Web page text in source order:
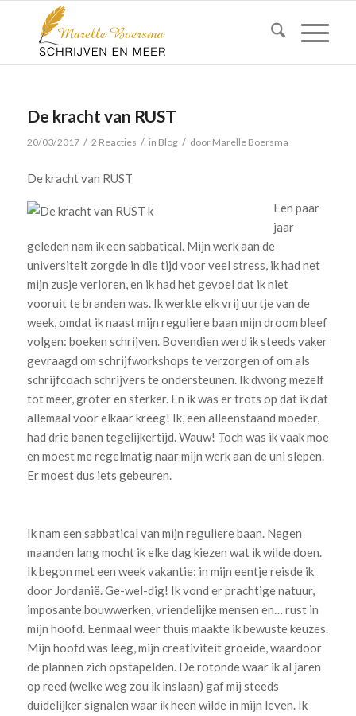
De kracht van RUST
20/03/2017 / 2 Reacties / in Blog / door Marelle Boersma
De kracht van RUST
Een paar
jaar
geleden nam ik een sabbatical. Mijn werk aan de
universiteit zorgde in die tijd voor veel stress, ik had net
mijn zusje verloren, en ik had het gevoel dat ik niet
vooruit te branden was. Ik werkte elk vrij uurtje van de
week, omdat ik naast mijn reguliere baan mijn droom bleef
volgen: boeken schrijven. Bovendien werd ik steeds vaker
gevraagd om schrijfworkshops te verzorgen of om als
schrijfcoach schrijvers te ondersteunen. Ik dwong mezelf
tot meer, groter en sterker. En ik was er trots op dat ik dat
allemaal voor elkaar kreeg! Ik, een alleenstaand moeder,
had drie banen tegelijkertijd. Wauw! Toch was ik vaak moe
en moest me regelmatig naar mijn werk aan de uni slepen.
Er moest dus iets gebeuren.
Ik nam een sabbatical van mijn reguliere baan. Negen
maanden lang mocht ik elke dag kiezen wat ik wilde doen.
Ik begon met een week vakantie: in mijn eentje reisde ik
door Jordanië. Ge-wel-dig! Ik vond er prachtige natuur,
imposante bouwwerken, vriendelijke mensen en… rust in
mijn hoofd. Eenmaal weer thuis maakte ik bewuste keuzes.
Mijn hoofd was leeg, mijn creativiteit groeide, waardoor
de plannen zich opstapelden. De rotonde waar ik al jaren
op reed (welke weg zou ik inslaan) gaf mij steeds
duidelijker signalen waar ik heen wilde in mijn leven. Ik